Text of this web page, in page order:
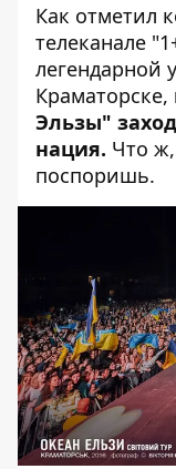
Как отметил
телеканале
легендарной
Краматорске,
Эльзы"
нация. Что
поспоришь.